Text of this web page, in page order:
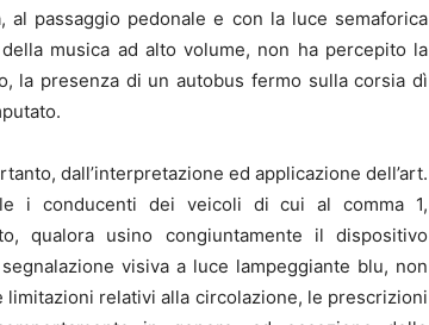
passaggio pedonale e con la luce semaforica
musica ad alto volume, non ha percepito la
la presenza di un autobus fermo sulla corsia dì
dall’interpretazione ed applicazione dell’art.
i conducenti dei veicoli di cui al comma 1,
qualora usino congiuntamente il dispositivo
visiva a luce lampeggiante blu, non
relativi alla circolazione, le prescrizioni